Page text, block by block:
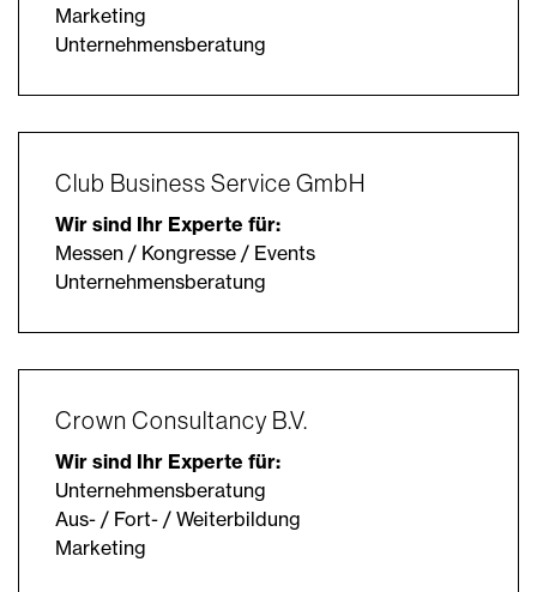
Marketing
Unternehmensberatung
Club Business Service GmbH
Wir sind Ihr Experte für:
Messen / Kongresse / Events
Unternehmensberatung
Crown Consultancy B.V.
Wir sind Ihr Experte für:
Unternehmensberatung
Aus- / Fort- / Weiterbildung
Marketing